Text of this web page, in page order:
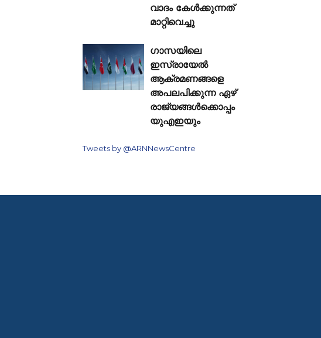
വാദം കേൾക്കുന്നത്
മാറ്റിവെച്ചു
ഗാസയിലെ
ഇസ്രായേൽ
ആക്രമണങ്ങളെ
അപലപിക്കുന്ന ഏഴ്
രാജ്യങ്ങൾക്കൊപ്പം
യുഎഇയും
Tweets by @ARNNewsCentre